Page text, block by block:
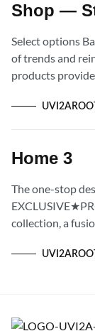
Shop —
Select options
of trends and
products
Home 3
The one-stop
collection, a
shipping on